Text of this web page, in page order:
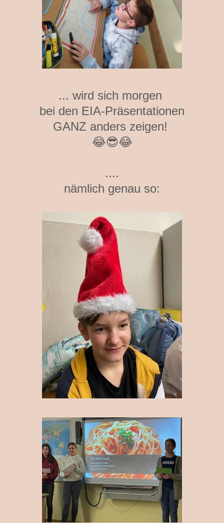
... wird sich morgen
bei den EIA-Präsentationen
GANZ anders zeigen!
😂😎😂
....
nämlich genau so: